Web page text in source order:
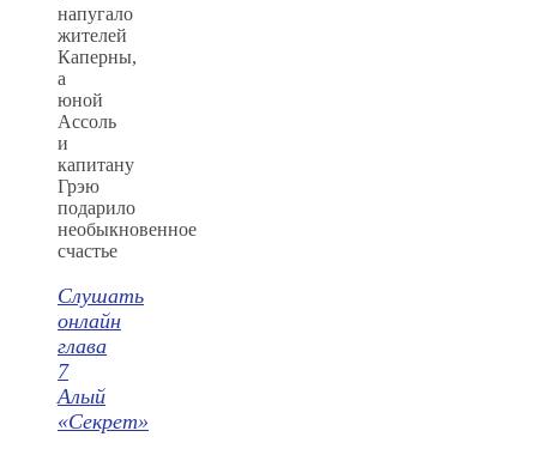
напугало
жителей
Каперны,
а
юной
Ассоль
и
капитану
Грэю
подарило
необыкновенное
счастье
Слушать
онлайн
глава
7
Алый
«Секрет»